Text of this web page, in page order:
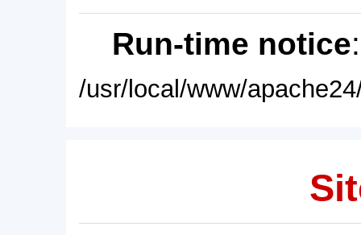
Run-time notice
/usr/local/www/